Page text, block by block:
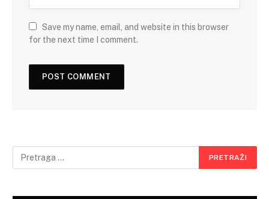
Save my name, email, and website in this browser
for the next time I comment.